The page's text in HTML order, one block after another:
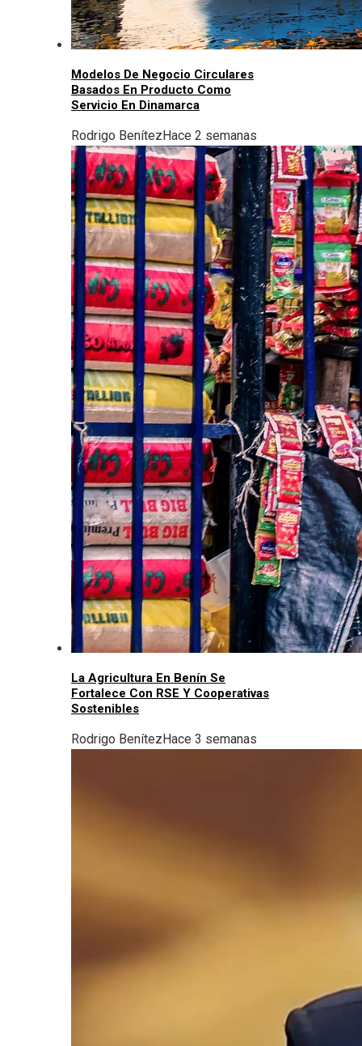
Modelos De Negocio Circulares
Basados En Producto Como
Servicio En Dinamarca
Rodrigo BenítezHace 2 semanas
La Agricultura En Benín Se
Fortalece Con RSE Y Cooperativas
Sostenibles
Rodrigo BenítezHace 3 semanas